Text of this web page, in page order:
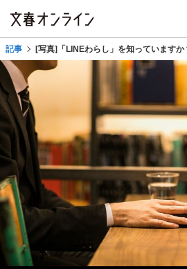
記事 [写真]「LINEわらし」を知っています